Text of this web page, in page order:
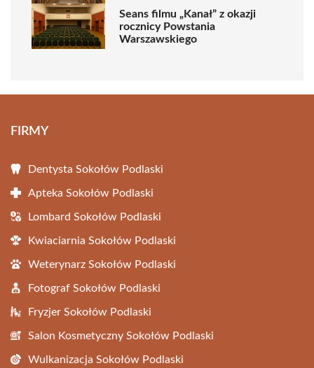
Seans filmu „Kanał” z okazji
rocznicy Powstania
Warszawskiego
FIRMY
Dentysta Sokołów Podlaski
Apteka Sokołów Podlaski
Lombard Sokołów Podlaski
Kwiaciarnia Sokołów Podlaski
Weterynarz Sokołów Podlaski
Fotograf Sokołów Podlaski
Fryzjer Sokołów Podlaski
Salon Kosmetyczny Sokołów Podlaski
Wulkanizacja Sokołów Podlaski